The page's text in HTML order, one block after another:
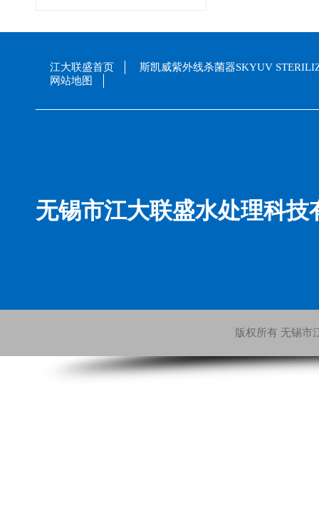
江大联盛首页
斯凯威紫外线杀菌器SKYUV
网站地图
无锡市江大联盛水处理科技
版权所有 无锡市